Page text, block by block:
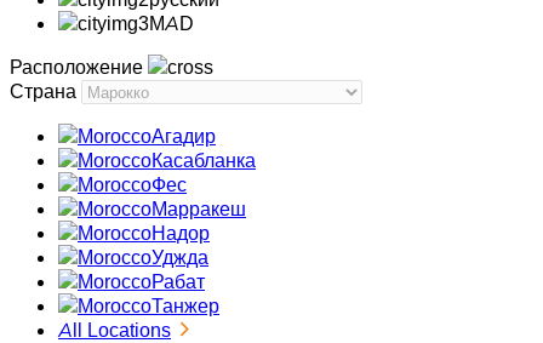
MAD
Расположение
Страна
Агадир
Касабланка
Фес
Марракеш
Надор
Уджда
Рабат
Танжер
All Locations